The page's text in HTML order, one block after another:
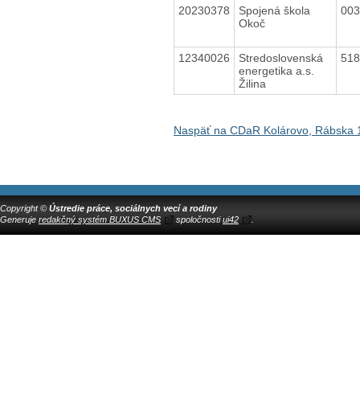
20230378
Spojená škola
Okoč
12340026
Stredoslovenská
energetika a.s.
Žilina
Naspäť na CDaR Kolárovo, Rábska
Copyright © Ústredie práce, sociálnych vecí a rodiny
Generuje redakčný systém BUXUS CMS spoločnostiui42